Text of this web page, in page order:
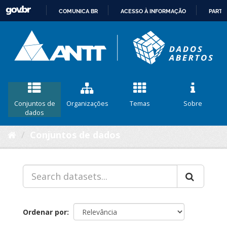
CONTEÚDO
COMUNICA BR ACESSO À INFORMAÇÃO
Conjuntos de
dados
Organizações Temas Sobre
Ordenar por